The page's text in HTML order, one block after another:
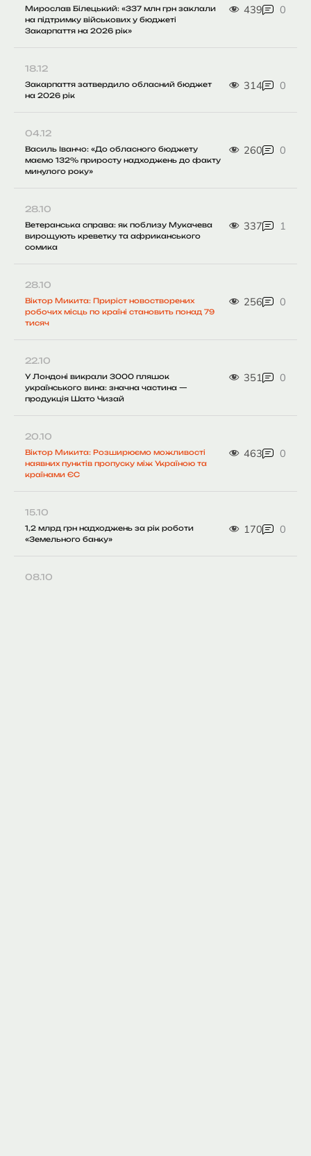
Мирослав Білецький: «337 млн грн заклали
на підтримку військових у бюджеті
Закарпаття на 2026 рік»
439 0
Закарпаття затвердило обласний бюджет
на 2026 рік
18.12
314 0
Василь Іванчо: «До обласного бюджету
маємо 132% приросту надходжень до факту
минулого року»
04.12
260 0
Ветеранська справа: як поблизу Мукачева
вирощують креветку та африканського
сомика
28.10
337 1
Віктор Микита: Приріст новостворених
робочих місць по країні становить понад 79
тисяч
28.10
256 0
У Лондоні викрали 3000 пляшок
українського вина: значна частина —
продукція Шато Чизай
22.10
351 0
Віктор Микита: Розширюємо можливості
наявних пунктів пропуску між Україною та
країнами ЄС
20.10
463 0
1,2 млрд грн надходжень за рік роботи
«Земельного банку»
15.10
170 0
08.10